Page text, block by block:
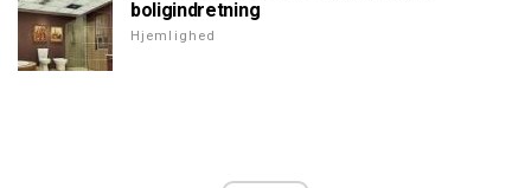
boligindretning
Hjemlighed